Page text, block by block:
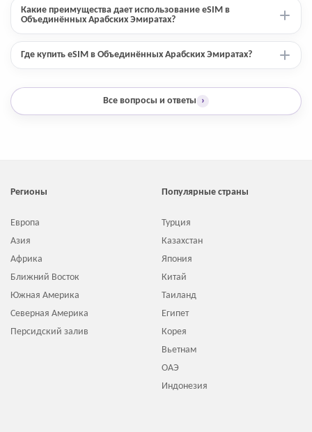
Какие преимущества дает использование eSIM в
Объединённых Арабских Эмиратах?
Где купить eSIM в Объединённых Арабских Эмиратах?
Все вопросы и ответы ›
Регионы
Европа
Азия
Африка
Ближний Восток
Южная Америка
Северная Америка
Персидский залив
Популярные страны
Турция
Казахстан
Япония
Китай
Таиланд
Египет
Корея
Вьетнам
ОАЭ
Индонезия